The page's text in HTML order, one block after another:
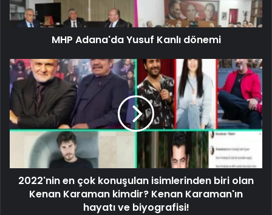
MHP Adana'da Yusuf Kanlı dönemi
2022'nin en çok konuşulan isimlerinden biri olan
Kenan Karaman kimdir? Kenan Karaman'ın
hayatı ve biyografisi!